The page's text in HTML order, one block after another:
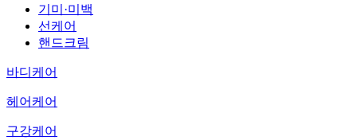
기미·미백
선케어
핸드크림
바디케어
헤어케어
구강케어